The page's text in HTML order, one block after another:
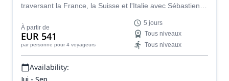
traversant la France, la Suisse et l'Italie avec Sébastien,
À partir de
EUR 541
par personne pour 4 voyageurs
5 jours
Tous niveaux
Tous niveaux
Availability: